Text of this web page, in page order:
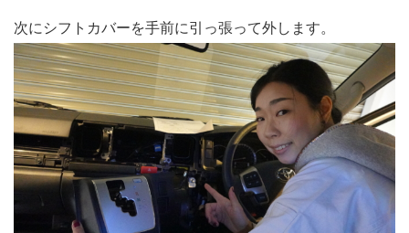
次にシフトカバーを手前に引っ張って外します。